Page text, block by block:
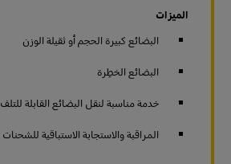
الميزات
البضائع كبيرة الحجم أو ثقيلة الوزن
البضائع الخطِرة
خدمة مناسبة لنقل البضائع القابلة للتلف
المراقبة والاستجابة الاستباقية للشحنات